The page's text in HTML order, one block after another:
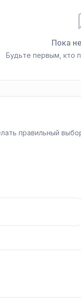
Пока
Будьте первым, кто
правильный